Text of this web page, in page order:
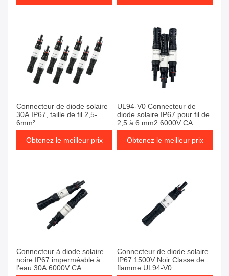
Connecteur de diode solaire
30A IP67, taille de fil 2,5-
6mm²
Obtenez le meilleur prix
UL94-V0 Connecteur de
diode solaire IP67 pour fil de
2,5 à 6 mm2 6000V CA
Obtenez le meilleur prix
Connecteur à diode solaire
noire IP67 imperméable à
l'eau 30A 6000V CA
Connecteur de diode solaire
IP67 1500V Noir Classe de
flamme UL94-V0